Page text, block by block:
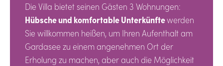
Die Villa bietet seinen Gästen 3 Wohnungen:
Hübsche und komfortable Unterkünftewerden
Sie willkommen heißen, um Ihren Aufenthalt am
Gardasee zu einem angenehmen Ort der
Erholung zu machen, aber auch die Möglichkeit